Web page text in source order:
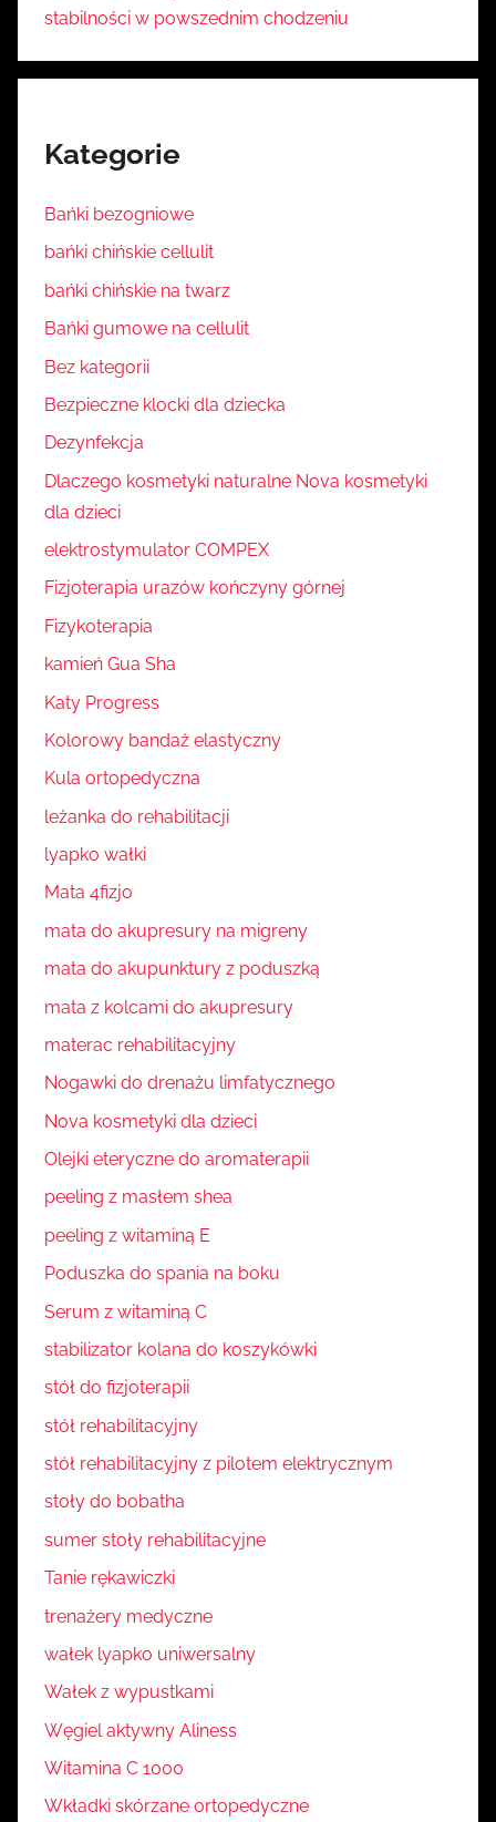
stabilności w powszednim chodzeniu
Kategorie
Bańki bezogniowe
bańki chińskie cellulit
bańki chińskie na twarz
Bańki gumowe na cellulit
Bez kategorii
Bezpieczne klocki dla dziecka
Dezynfekcja
Dlaczego kosmetyki naturalne Nova kosmetyki
dla dzieci
elektrostymulator COMPEX
Fizjoterapia urazów kończyny górnej
Fizykoterapia
kamień Gua Sha
Katy Progress
Kolorowy bandaż elastyczny
Kula ortopedyczna
leżanka do rehabilitacji
lyapko wałki
Mata 4fizjo
mata do akupresury na migreny
mata do akupunktury z poduszką
mata z kolcami do akupresury
materac rehabilitacyjny
Nogawki do drenażu limfatycznego
Nova kosmetyki dla dzieci
Olejki eteryczne do aromaterapii
peeling z masłem shea
peeling z witaminą E
Poduszka do spania na boku
Serum z witaminą C
stabilizator kolana do koszykówki
stół do fizjoterapii
stół rehabilitacyjny
stół rehabilitacyjny z pilotem elektrycznym
stoły do bobatha
sumer stoły rehabilitacyjne
Tanie rękawiczki
trenażery medyczne
wałek lyapko uniwersalny
Wałek z wypustkami
Węgiel aktywny Aliness
Witamina C 1000
Wkładki skórzane ortopedyczne